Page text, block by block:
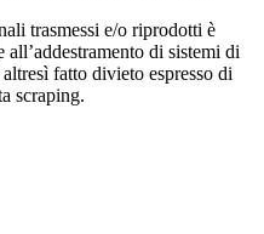
trasmessi e/o riprodotti è
di sistemi di
fatto divieto espresso di
scraping.